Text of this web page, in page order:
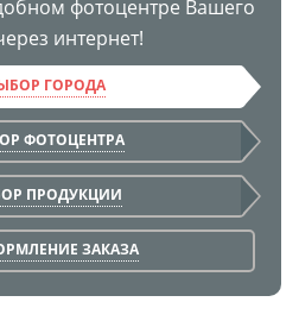
фотоцентре Вашего
интернет!
ГОРОДА
ФОТОЦЕНТРА
ПРОДУКЦИИ
ЗАКАЗА